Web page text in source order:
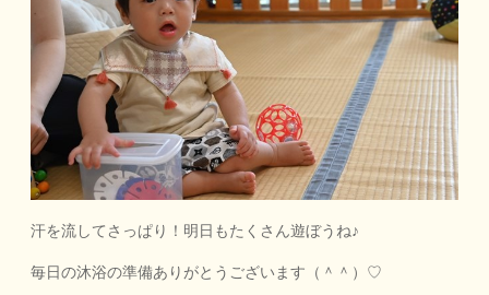
汗を流してさっぱり！明日もたくさん遊ぼうね♪
毎日の沐浴の準備ありがとうございます（＾＾）♡